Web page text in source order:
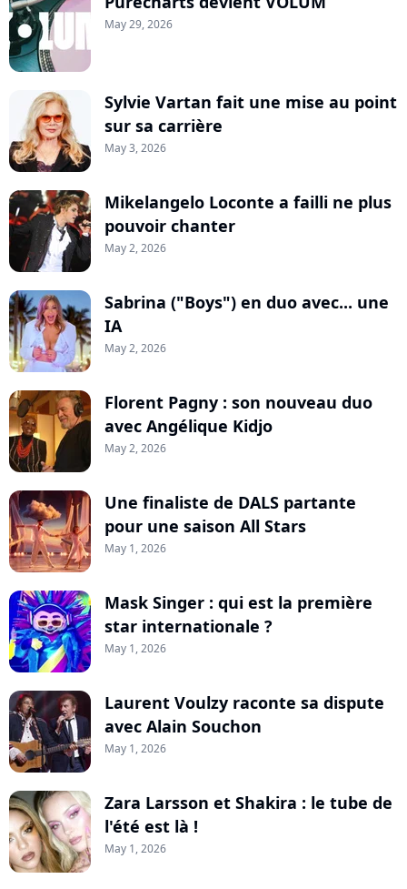
May 29, 2026
Sylvie Vartan fait une mise au point
sur sa carrière
May 3, 2026
Mikelangelo Loconte a failli ne plus
pouvoir chanter
May 2, 2026
Sabrina ("Boys") en duo avec... une
IA
May 2, 2026
Florent Pagny : son nouveau duo
avec Angélique Kidjo
May 2, 2026
Une finaliste de DALS partante
pour une saison All Stars
May 1, 2026
Mask Singer : qui est la première
star internationale ?
May 1, 2026
Laurent Voulzy raconte sa dispute
avec Alain Souchon
May 1, 2026
Zara Larsson et Shakira : le tube de
l'été est là !
May 1, 2026